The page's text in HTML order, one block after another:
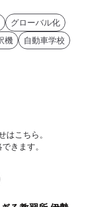
グローバル化
機
自動車学校
はこちら。
きます。